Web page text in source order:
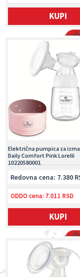
KUPI
Električna pumpica za
Daily Comfort Pink Lorelli
10220580001
Redovna cena: 7.380
ODDO cena: 7.011 RSD
KUPI